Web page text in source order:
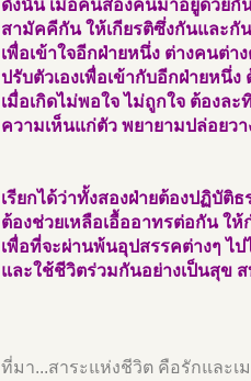
ดังนั้น เมื่อคนสองคนมาอยู่ด้วยกั
สามัคคีกัน ให้เกียรติซึ่งกันและกัน
เพื่อเข้าใจอีกฝ่ายหนึ่ง ต่างคนต่า
ปรับตัวเองเพื่อเข้ากับอีกฝ่ายหนึ่
เมื่อเกิดไม่พอใจ ไม่ถูกใจ ต้องล
ความเห็นแก่ตัว พยายามปล่อยว
เรียกได้ว่าทั้งสองฝ่ายต้องปฏิบัติ
ต้องช่วยเหลือเอื้ออาทรต่อกัน ใ
เพื่อที่จะผ่านพ้นอุปสรรคต่างๆ ไป
และใช้ชีวิตร่วมกันอย่างเป็นสุข ส
ที่มา...สาระแห่งชีวิต คือรักและเ